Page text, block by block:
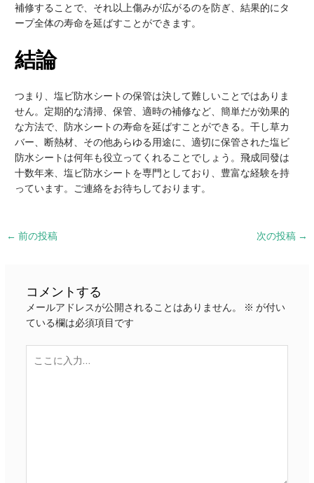
補修することで、それ以上傷みが広がるのを防ぎ、結果的にタ
ープ全体の寿命を延ばすことができます。
結論
つまり、塩ビ防水シートの保管は決して難しいことではありま
せん。定期的な清掃、保管、適時の補修など、簡単だが効果的
な方法で、防水シートの寿命を延ばすことができる。干し草カ
バー、断熱材、その他あらゆる用途に、適切に保管された塩ビ
防水シートは何年も役立ってくれることでしょう。飛成同發は
十数年来、塩ビ防水シートを専門としており、豊富な経験を持
っています。ご連絡をお待ちしております。
← 前の投稿 次の投稿 →
コメントする
メールアドレスが公開されることはありません。 ※ が付い
ている欄は必須項目です